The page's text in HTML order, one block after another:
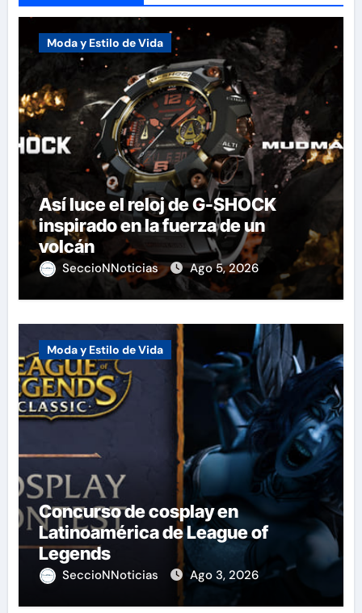
Moda y Estilo de Vida
Así luce el reloj de G-SHOCK
inspirado en la fuerza de un
volcán
SeccioNNoticias Ago 5, 2026
Moda y Estilo de Vida
Concurso de cosplay en
Latinoamérica de League of
Legends
SeccioNNoticias Ago 3, 2026